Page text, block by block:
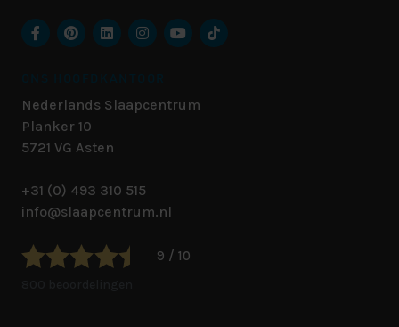
Nederlands Slaapcentrum
Planker 10
5721 VG Asten
+31 (0) 493 310 515
info@slaapcentrum.nl
9 / 10